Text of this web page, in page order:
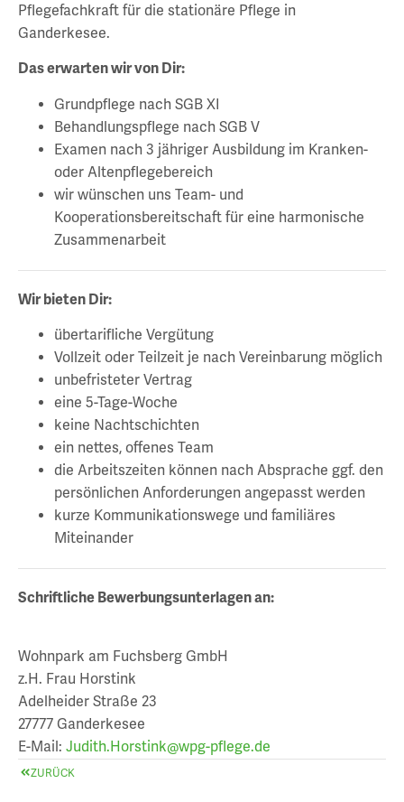
Pflegefachkraft für die stationäre Pflege in
Ganderkesee.
Das erwarten wir von Dir:
Grundpflege nach SGB XI
Behandlungspflege nach SGB V
Examen nach 3 jähriger Ausbildung im Kranken-
oder Altenpflegebereich
wir wünschen uns Team- und
Kooperationsbereitschaft für eine harmonische
Zusammenarbeit
Wir bieten Dir:
übertarifliche Vergütung
Vollzeit oder Teilzeit je nach Vereinbarung möglich
unbefristeter Vertrag
eine 5-Tage-Woche
keine Nachtschichten
ein nettes, offenes Team
die Arbeitszeiten können nach Absprache ggf. den
persönlichen Anforderungen angepasst werden
kurze Kommunikationswege und familiäres
Miteinander
Schriftliche Bewerbungsunterlagen an:
Wohnpark am Fuchsberg GmbH
z.H. Frau Horstink
Adelheider Straße 23
27777 Ganderkesee
E-Mail: Judith.Horstink@wpg-pflege.de
ZURÜCK